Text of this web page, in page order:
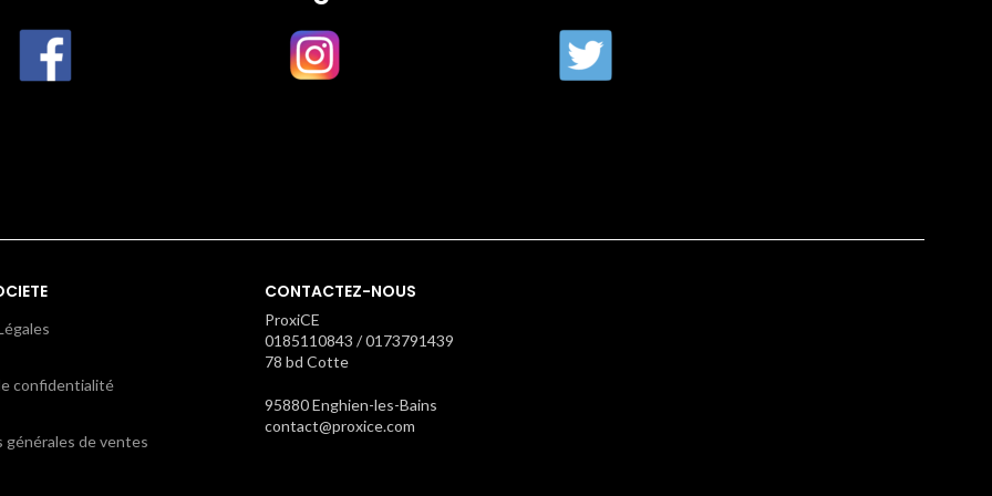
confidentialité
générales de ventes
CONTACTEZ-NOUS
ProxiCE
0185110843 / 0173791439
78 bd Cotte
95880 Enghien-les-Bains
contact@proxice.com